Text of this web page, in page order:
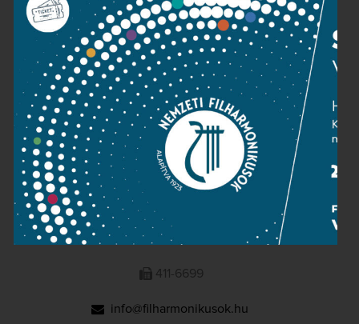
Press room
Terms and privacy
Imprint
NATIONAL PHILHARMONIC
1095 Budapest, Komor Marcell u. 1. (Müpa)
411-6600
411-6699
info@filharmonikusok.hu